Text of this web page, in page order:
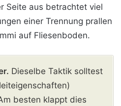
Seite aus betrachtet viel
einer Trennung prallen
auf Fliesenboden.
Dieselbe Taktik solltest
besten klappt dies